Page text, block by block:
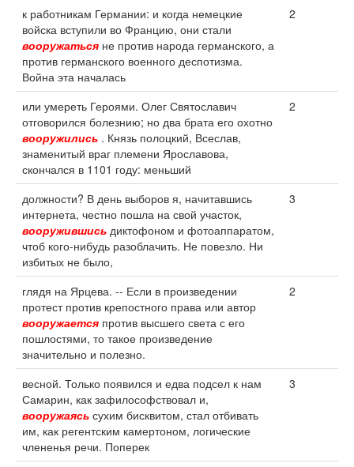
к работникам Германии: и когда немецкие
войска вступили во Францию, они стали
вооружаться не против народа германского, а
против германского военного деспотизма.
Война эта началась
2
или умереть Героями. Олег Святославич
отговорился болезнию; но два брата его охотно
вооружились . Князь полоцкий, Всеслав,
знаменитый враг племени Ярославова,
скончался в 1101 году: меньший
2
должности? В день выборов я, начитавшись
интернета, честно пошла на свой участок,
вооружившись диктофоном и фотоаппаратом,
чтоб кого-нибудь разоблачить. Не повезло. Ни
избитых не было,
3
глядя на Ярцева. -- Если в произведении
протест против крепостного права или автор
вооружается против высшего света с его
пошлостями, то такое произведение
значительно и полезно.
2
весной. Только появился и едва подсел к нам
Самарин, как зафилософствовал и,
вооружаясь сухим бисквитом, стал отбивать
им, как регентским камертоном, логические
члененья речи. Поперек
3